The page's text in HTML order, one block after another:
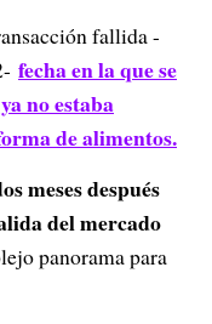
fallida -
fecha en la que se
no estaba
de alimentos.
meses después
del mercado
panorama para